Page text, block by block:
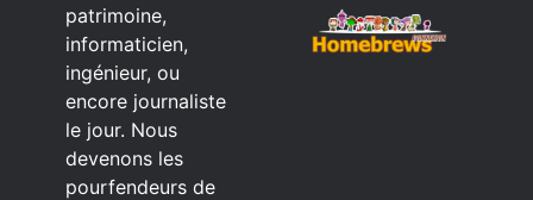
patrimoine,
informaticien,
ingénieur, ou
encore journaliste
le jour. Nous
devenons les
pourfendeurs de